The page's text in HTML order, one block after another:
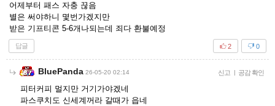
어제부터 패스 자충 끊음
별은 써야하니 몇번가겠지만
받은 기프티콘 5-6개나되는데 죄다 환불예정
답글 0
2
BluePanda 26-05-20 02:14 신고 | 공감 확인
피터커피 멀지만 거기가야겠네
파스쿠치도 신세계꺼라 갈때가 읍네